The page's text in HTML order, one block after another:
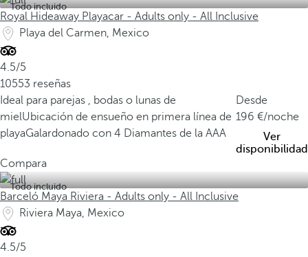
Todo incluido
Royal Hideaway Playacar - Adults only - All Inclusive
Playa del Carmen, Mexico
4.5/5
10553 reseñas
Ideal para parejas , bodas o lunas de
mielUbicación de ensueño en primera línea de
playaGalardonado con 4 Diamantes de la AAA
Desde
196
/noche
Ver
disponibilidad
Compara
Todo incluido
Barceló Maya Riviera - Adults only - All Inclusive
Riviera Maya, Mexico
4.5/5